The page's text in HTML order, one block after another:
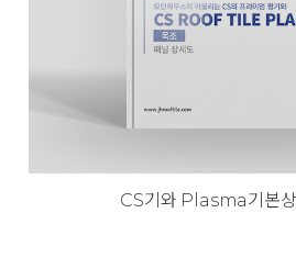
CS기와 Plasma기본